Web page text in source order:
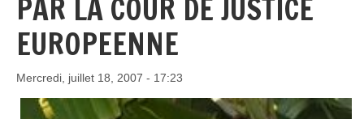
PAR LA COUR DE JUSTICE
EUROPEENNE
Mercredi, juillet 18, 2007 - 17:23